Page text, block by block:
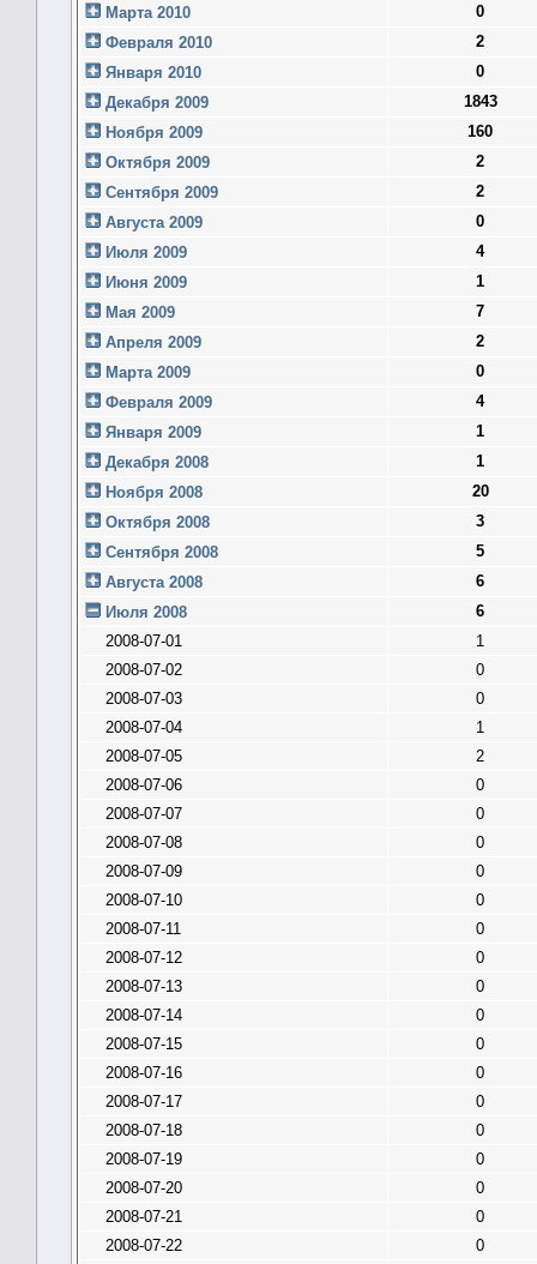
Марта 2010
0
Февраля 2010
2
Января 2010
0
Декабря 2009
1843
Ноября 2009
160
Октября 2009
2
Сентября 2009
2
Августа 2009
0
Июля 2009
4
Июня 2009
1
Мая 2009
7
Апреля 2009
2
Марта 2009
0
Февраля 2009
4
Января 2009
1
Декабря 2008
1
Ноября 2008
20
Октября 2008
3
Сентября 2008
5
Августа 2008
6
Июля 2008
6
2008-07-01
1
2008-07-02
0
2008-07-03
0
2008-07-04
1
2008-07-05
2
2008-07-06
0
2008-07-07
0
2008-07-08
0
2008-07-09
0
2008-07-10
0
2008-07-11
0
2008-07-12
0
2008-07-13
0
2008-07-14
0
2008-07-15
0
2008-07-16
0
2008-07-17
0
2008-07-18
0
2008-07-19
0
2008-07-20
0
2008-07-21
0
2008-07-22
0